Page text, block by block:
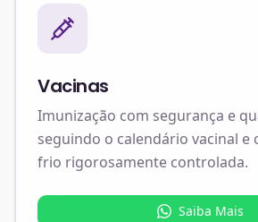
Vacinas
Imunização com segurança e
seguindo o calendário vacinal e
frio rigorosamente controlada.
Saiba Mais